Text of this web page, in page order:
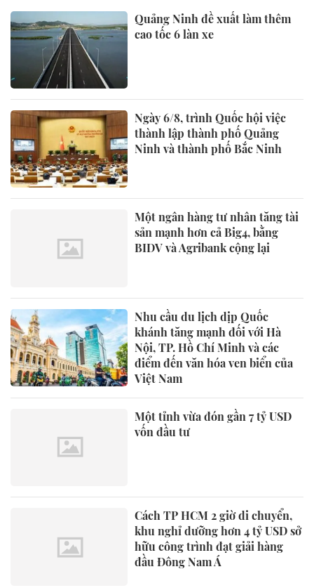
Quảng Ninh đề xuất làm thêm
cao tốc 6 làn xe
Ngày 6/8, trình Quốc hội việc
thành lập thành phố Quảng
Ninh và thành phố Bắc Ninh
Một ngân hàng tư nhân tăng tài
sản mạnh hơn cả Big4, bằng
BIDV và Agribank cộng lại
Nhu cầu du lịch dịp Quốc
khánh tăng mạnh đối với Hà
Nội, TP. Hồ Chí Minh và các
điểm đến văn hóa ven biển của
Việt Nam
Một tỉnh vừa đón gần 7 tỷ USD
vốn đầu tư
Cách TP HCM 2 giờ di chuyển,
khu nghỉ dưỡng hơn 4 tỷ USD sở
hữu công trình đạt giải hàng
đầu Đông Nam Á